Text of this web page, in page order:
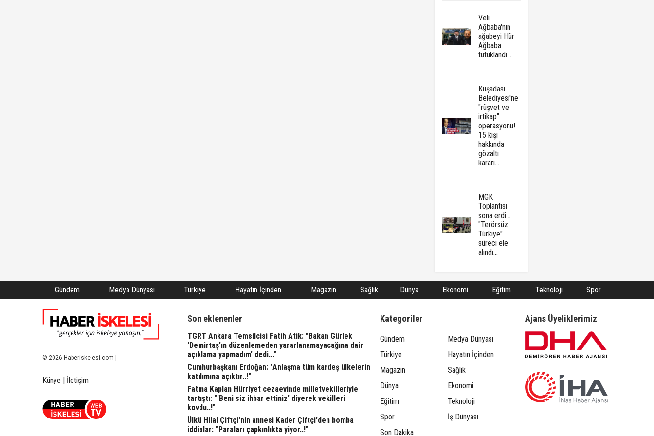
Veli
Ağbaba'nın
ağabeyi Hür
Ağbaba
tutuklandı...
Kuşadası
Belediyesi'ne
"rüşvet ve
irtikap"
operasyonu!
15 kişi
hakkında
gözaltı
kararı...
MGK
Toplantısı
sona erdi...
"Terörsüz
Türkiye"
süreci ele
alındı...
Gündem Medya Dünyası Türkiye Hayatın İçinden Magazin Sağlık Dünya Ekonomi Eğitim Teknoloji Spor
© 2026 Haberiskelesi.com |
Künye | İletişim
Son eklenenler
TGRT Ankara Temsilcisi Fatih Atik: "Bakan Gürlek
'Demirtaş'ın düzenlemeden yararlanamayacağına dair
açıklama yapmadım' dedi..."
Cumhurbaşkanı Erdoğan: "Anlaşma tüm kardeş ülkelerin
katılımına açıktır..!"
Fatma Kaplan Hürriyet cezaevinde milletvekilleriyle
tartıştı: "'Beni siz ihbar ettiniz' diyerek vekilleri
kovdu..!"
Ülkü Hilal Çiftçi'nin annesi Kader Çiftçi'den bomba
iddialar: "Paraları çapkınlıkta yiyor..!"
Kategoriler
Gündem
Medya Dünyası
Türkiye
Hayatın İçinden
Magazin
Sağlık
Dünya
Ekonomi
Eğitim
Teknoloji
Spor
İş Dünyası
Son Dakika
Ajans Üyeliklerimiz